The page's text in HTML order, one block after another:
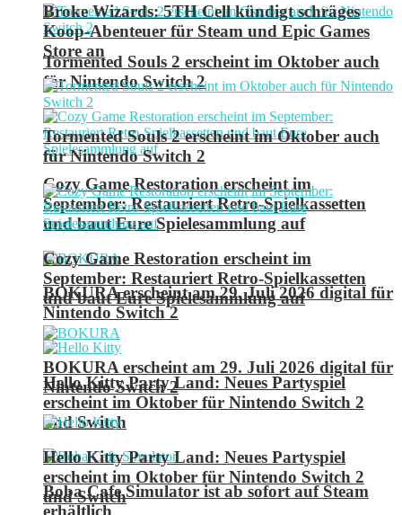
Tormented Souls 2 erscheint im Oktober auch
für Nintendo Switch 2
Cozy Game Restoration erscheint im
September: Restauriert Retro-Spielkassetten
und baut Eure Spielesammlung auf
BOKURA erscheint am 29. Juli 2026 digital für
Nintendo Switch 2
Hello Kitty Party Land: Neues Partyspiel
erscheint im Oktober für Nintendo Switch 2
und Switch
Boba Cafe Simulator ist ab sofort auf Steam
erhältlich
Broke Wizards: 5TH Cell kündigt schräges
Koop-Abenteuer für Steam und Epic Games
Store an
Tormented Souls 2 erscheint im Oktober auch
für Nintendo Switch 2
Cozy Game Restoration erscheint im
September: Restauriert Retro-Spielkassetten
und baut Eure Spielesammlung auf
BOKURA erscheint am 29. Juli 2026 digital für
Nintendo Switch 2
Hello Kitty Party Land: Neues Partyspiel
erscheint im Oktober für Nintendo Switch 2
und Switch